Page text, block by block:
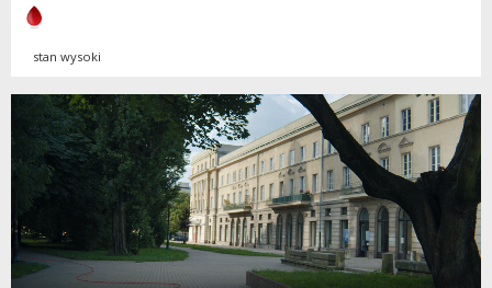
stan wysoki